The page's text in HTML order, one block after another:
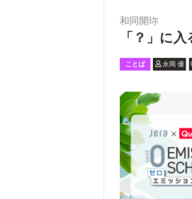
和同開珎
「？」に
ことば 永岡 優